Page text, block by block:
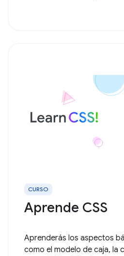
CURSO
Aprende CSS
Aprenderás los aspectos
como el modelo de caja, la